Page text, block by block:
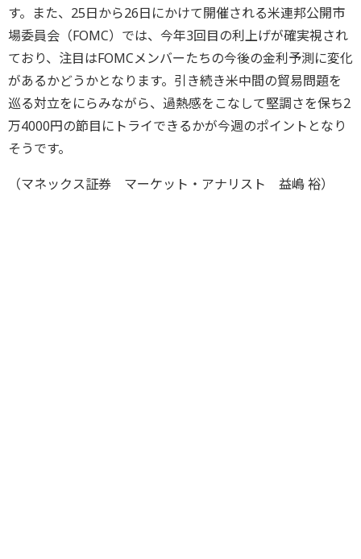
す。また、25日から26日にかけて開催される米連邦公開市
場委員会（FOMC）では、今年3回目の利上げが確実視され
ており、注目はFOMCメンバーたちの今後の金利予測に変化
があるかどうかとなります。引き続き米中間の貿易問題を
巡る対立をにらみながら、過熱感をこなして堅調さを保ち2
万4000円の節目にトライできるかが今週のポイントとなり
そうです。
（マネックス証券 マーケット・アナリスト 益嶋 裕）